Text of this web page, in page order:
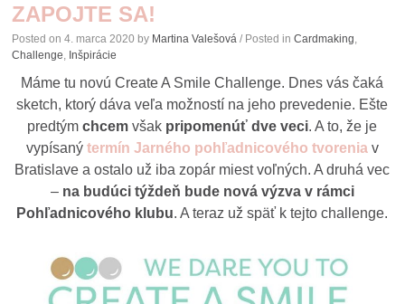
ZAPOJTE SA!
Posted on4. marca 2020 by Martina Valešová / Posted inCardmaking
Challenge Inšpirácie
Máme tu novú Create A Smile Challenge. Dnes vás čaká
sketch, ktorý dáva veľa možností na jeho prevedenie. Ešte
predtýmchcem však pripomenúť dve veci. A to, že je
vypísaný termín Jarného pohľadnicového tvoreniav
Bratislave a ostalo už iba zopár miest voľných. A druhá vec
– na budúci týždeň bude nová výzva v rámci
Pohľadnicového klubu. A teraz už späť k tejto challenge.